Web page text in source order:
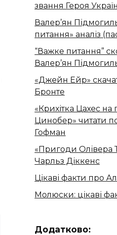
звання Героя
Валер’ян
питання» аналіз
“Важке питання”
Валер’ян
«Джейн Ейр»
Бронте
«Крихітка Цахес на
Цинобер» читати
Гофман
«Пригоди Олівера
Чарльз Діккенс
Цікаві факти про
Молюски: цікаві
Додатково: